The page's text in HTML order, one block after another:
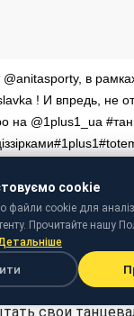
в
! И впредь, не
на @1plus1_ua
примет участие в
принимали
но
свои
cookie
файли cookie для
Прочитайте нашу